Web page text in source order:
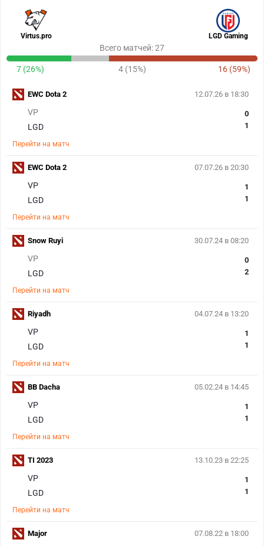
Virtus.pro LGD Gaming
Всего матчей: 27
7 (26%) 4 (15%) 16 (59%)
12.07.26 в 18:30
VP
LGD
0
1
Перейти на матч
EWC Dota 2
07.07.26 в 20:30
VP
LGD
1
1
Перейти на матч
EWC Dota 2
30.07.24 в 08:20
VP
LGD
0
2
Перейти на матч
Snow Ruyi
04.07.24 в 13:20
VP
LGD
1
1
Перейти на матч
Riyadh
05.02.24 в 14:45
VP
LGD
1
1
Перейти на матч
BB Dacha
13.10.23 в 22:25
VP
LGD
1
1
Перейти на матч
TI 2023
07.08.22 в 18:00
Major